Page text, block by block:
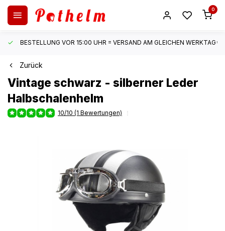
0
BESTELLUNG VOR 15:00 UHR = VERSAND AM GLEICHEN WERKTAG*
Zurück
Vintage schwarz - silberner Leder
Halbschalenhelm
10/10 (1 Bewertungen)